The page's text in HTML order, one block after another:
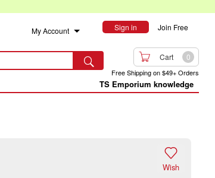
My Account Sign in Join Free
  Cart 0
Free Shipping on $49+ Orders
TS Emporium knowledge

Wish